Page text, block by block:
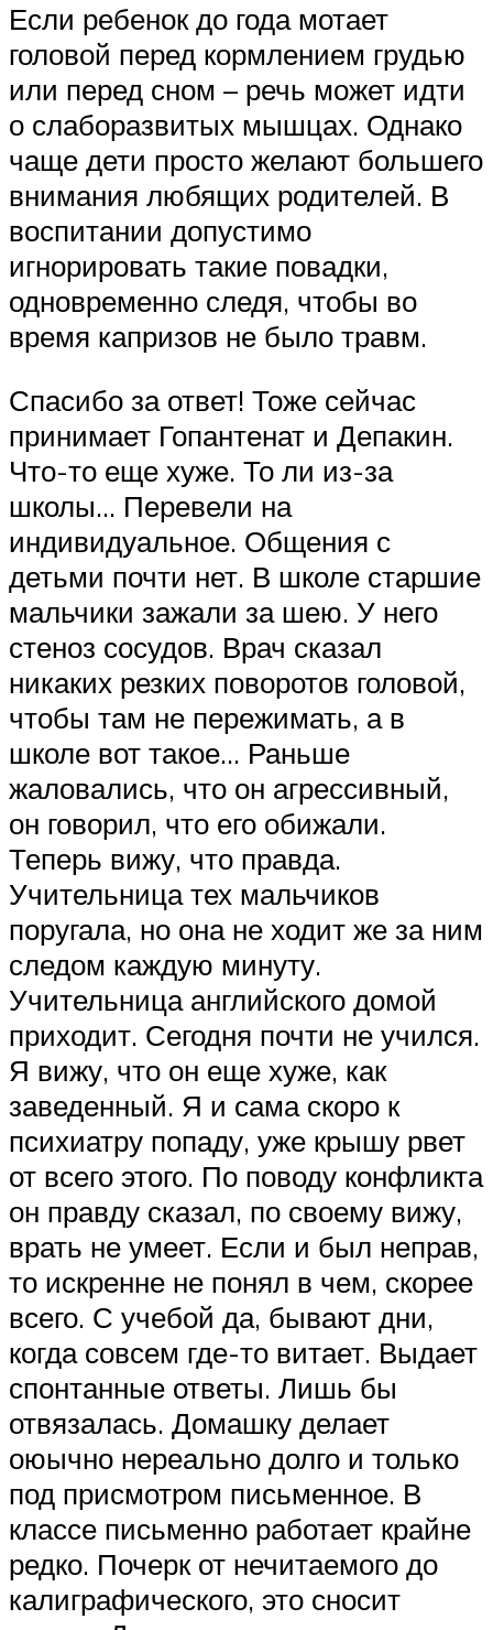
Если ребенок до года мотает
головой перед кормлением грудью
или перед сном – речь может идти
о слаборазвитых мышцах. Однако
чаще дети просто желают большего
внимания любящих родителей. В
воспитании допустимо
игнорировать такие повадки,
одновременно следя, чтобы во
время капризов не было травм.
Спасибо за ответ! Тоже сейчас
принимает Гопантенат и Депакин.
Что-то еще хуже. То ли из-за
школы… Перевели на
индивидуальное. Общения с
детьми почти нет. В школе старшие
мальчики зажали за шею. У него
стеноз сосудов. Врач сказал
никаких резких поворотов головой,
чтобы там не пережимать, а в
школе вот такое… Раньше
жаловались, что он агрессивный,
он говорил, что его обижали.
Теперь вижу, что правда.
Учительница тех мальчиков
поругала, но она не ходит же за ним
следом каждую минуту.
Учительница английского домой
приходит. Сегодня почти не учился.
Я вижу, что он еще хуже, как
заведенный. Я и сама скоро к
психиатру попаду, уже крышу рвет
от всего этого. По поводу конфликта
он правду сказал, по своему вижу,
врать не умеет. Если и был неправ,
то искренне не понял в чем, скорее
всего. С учебой да, бывают дни,
когда совсем где-то витает. Выдает
спонтанные ответы. Лишь бы
отвязалась. Домашку делает
оюычно нереально долго и только
под присмотром письменное. В
классе письменно работает крайне
редко. Почерк от нечитаемого до
калиграфического, это сносит